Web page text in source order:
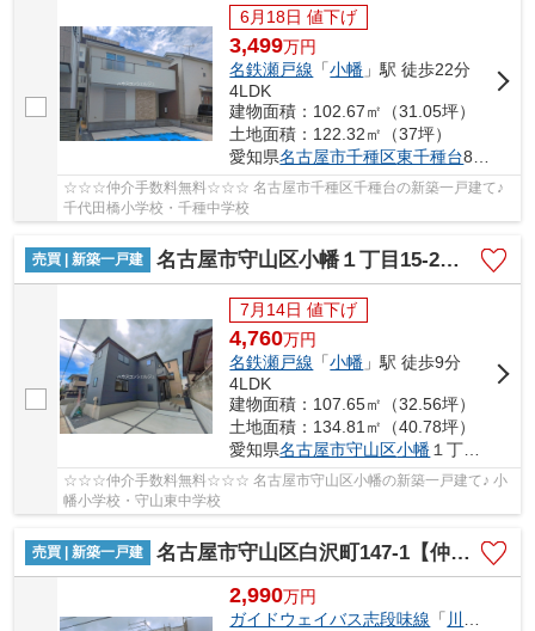
6月18日 値下げ
3,499万円
名鉄瀬戸線 「小幡 」駅 徒歩22分
4LDK
建物面積：102.67㎡（31.05坪）
土地面積：122.32㎡（37坪）
愛知県名古屋市千種区東千種台813
☆☆☆仲介手数料無料☆☆☆ 名古屋市千種区千種台の新築一戸建て♪
千代田橋小学校・千種中学校
売買 | 新築一戸建 名古屋市守山区小幡１丁目15-2【仲介手数料無料】新築一戸建て 1号棟
7月14日 値下げ
4,760万円
名鉄瀬戸線 「小幡 」駅 徒歩9分
4LDK
建物面積：107.65㎡（32.56坪）
土地面積：134.81㎡（40.78坪）
愛知県名古屋市守山区小幡１丁目15-2
☆☆☆仲介手数料無料☆☆☆ 名古屋市守山区小幡の新築一戸建て♪ 小
幡小学校・守山東中学校
売買 | 新築一戸建 名古屋市守山区白沢町147-1【仲介手数料無料】新築一戸建て A号棟
2,990万円
ガイドウェイバス志段味線 「 川村